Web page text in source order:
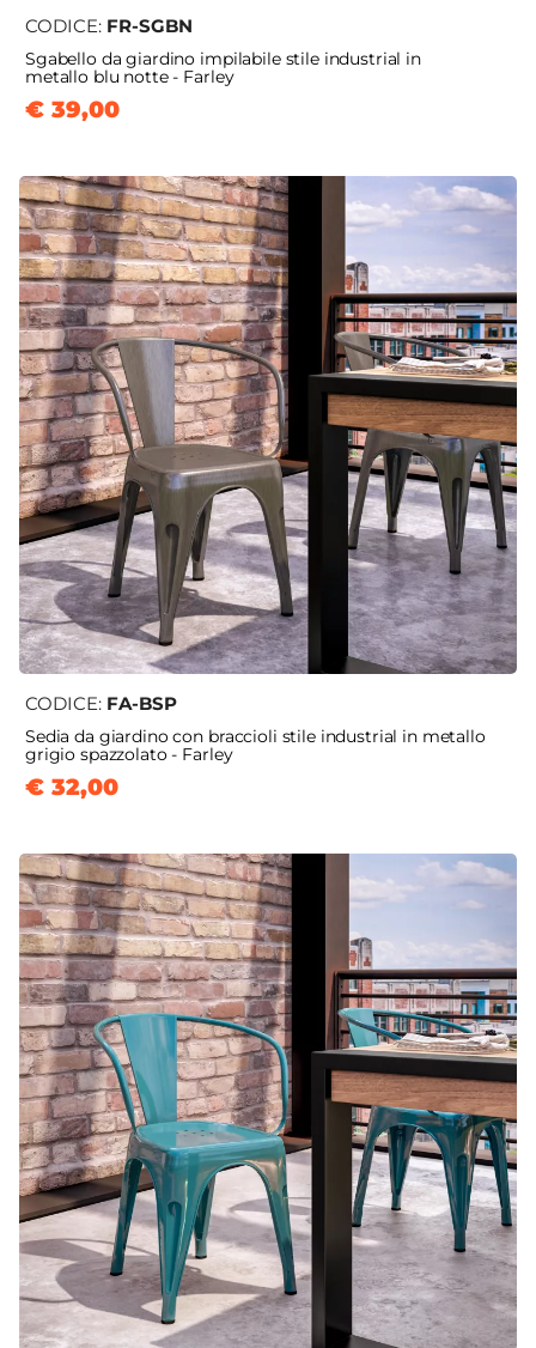
CODICE: FR-SGBN
Sgabello da giardino impilabile stile industrial in
metallo blu notte - Farley
€ 39,00
CODICE: FA-BSP
Sedia da giardino con braccioli stile industrial in metallo
grigio spazzolato - Farley
€ 32,00